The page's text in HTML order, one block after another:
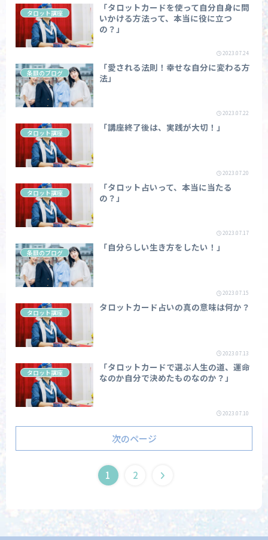
タロット講座
「タロットカードを使って自分自身に問
いかける方法って、本当に役に立つ
の？」
2023.07.24
条願のブログ
「愛される法則！幸せな自分に変わる方
法」
2023.07.22
タロット講座 「講座終了後は、実践が大切！」
2023.07.20
タロット講座
「タロット占いって、本当に当たる
の？」
2023.07.17
条願のブログ 「自分らしい生き方をしたい！」
2023.07.15
タロット講座 タロットカード占いの真の意味は何か？
2023.07.13
タロット講座
「タロットカードで選ぶ人生の道、運命
なのか自分で決めたものなのか？」
2023.07.10
次のページ
1 2